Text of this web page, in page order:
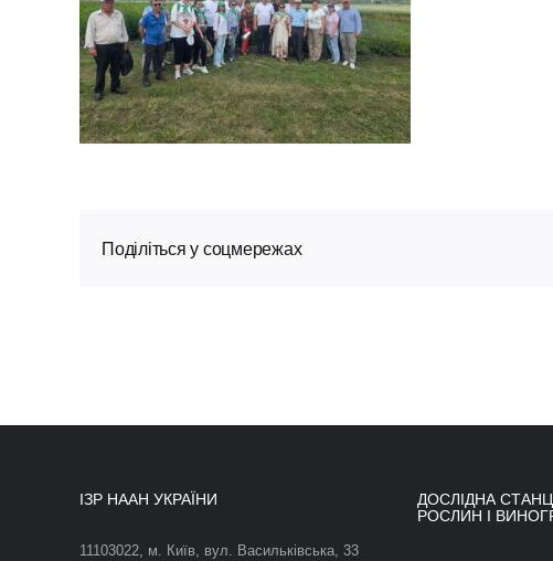
Поділіться у соцмережах
ІЗР НААН УКРАЇНИ
11103022, м. Київ, вул. Васильківська, 33
ДОСЛІДНА
РОСЛИН І